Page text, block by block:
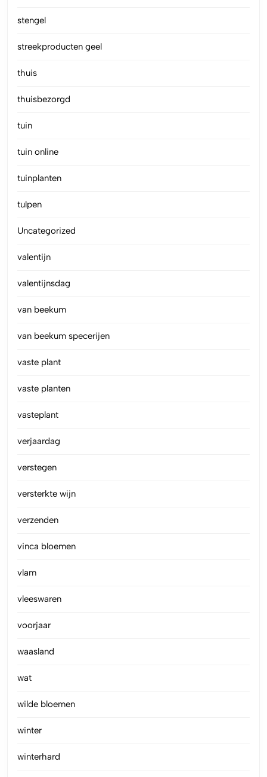
stengel
streekproducten geel
thuis
thuisbezorgd
tuin
tuin online
tuinplanten
tulpen
Uncategorized
valentijn
valentijnsdag
van beekum
van beekum specerijen
vaste plant
vaste planten
vasteplant
verjaardag
verstegen
versterkte wijn
verzenden
vinca bloemen
vlam
vleeswaren
voorjaar
waasland
wat
wilde bloemen
winter
winterhard